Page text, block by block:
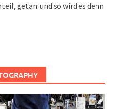
getan: und so wird es denn